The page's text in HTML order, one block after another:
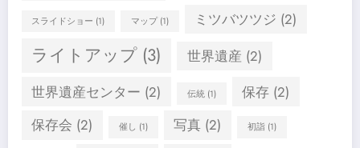
スライドショー (1) マップ(1) ミツバツツジ (2)
ライトアップ (3) 世界遺産 (2)
世界遺産センター (2) 伝統(1) 保存 (2)
保存会 (2) 催し (1) 写真 (2) 初詣(1)